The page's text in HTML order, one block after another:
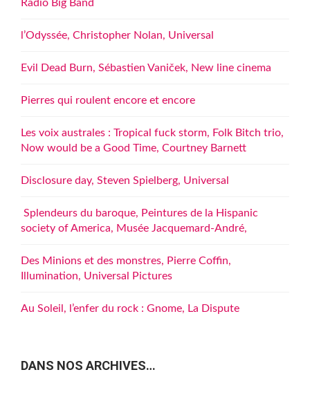
Radio Big Band
l’Odyssée, Christopher Nolan, Universal
Evil Dead Burn, Sébastien Vaniček, New line cinema
Pierres qui roulent encore et encore
Les voix australes : Tropical fuck storm, Folk Bitch trio,
Now would be a Good Time, Courtney Barnett
Disclosure day, Steven Spielberg, Universal
Splendeurs du baroque, Peintures de la Hispanic
society of America, Musée Jacquemard-André,
Des Minions et des monstres, Pierre Coffin,
Illumination, Universal Pictures
Au Soleil, l’enfer du rock : Gnome, La Dispute
DANS NOS ARCHIVES…